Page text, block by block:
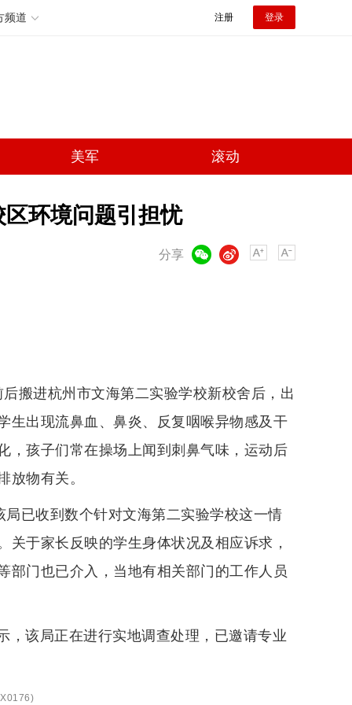
频道 注册 登录
美军 滚动
环境问题引担忧
分享
微博
搬进杭州市文海第二实验学校新校舍后，出
生出现流鼻血、鼻炎、反复咽喉异物感及干
，孩子们常在操场上闻到刺鼻气味，运动后
放物有关。
已收到数个针对文海第二实验学校这一情
于家长反映的学生身体状况及相应诉求，
部门也已介入，当地有相关部门的工作人员
，该局正在进行实地调查处理，已邀请专业
)